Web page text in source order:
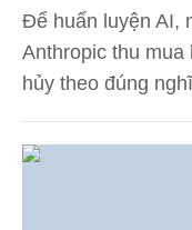
Để huấn luyện AI,
Anthropic thu mua
hủy theo đúng